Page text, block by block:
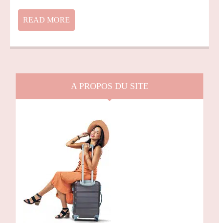
READ MORE
MORE
A PROPOS DU SITE